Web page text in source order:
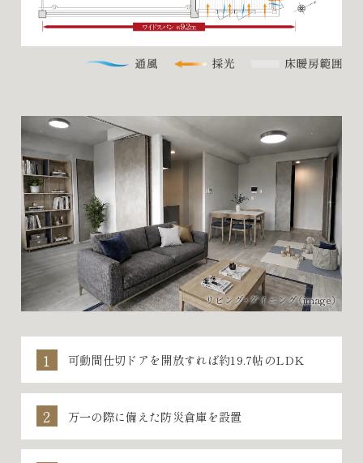
リビング・ダイニング（image）
可動間仕切ドアを開放すれば約19.7帖のLDK
万一の際に備えた防災倉庫を設置